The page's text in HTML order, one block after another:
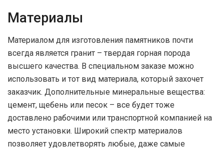
Материалы
Материалом для изготовления памятников почти
всегда является гранит – твердая горная порода
высшего качества. В специальном заказе можно
использовать и тот вид материала, который захочет
заказчик. Дополнительные минеральные вещества:
цемент, щебень или песок – все будет тоже
доставлено рабочими или транспортной компанией на
место установки. Широкий спектр материалов
позволяет удовлетворять любые, даже самые